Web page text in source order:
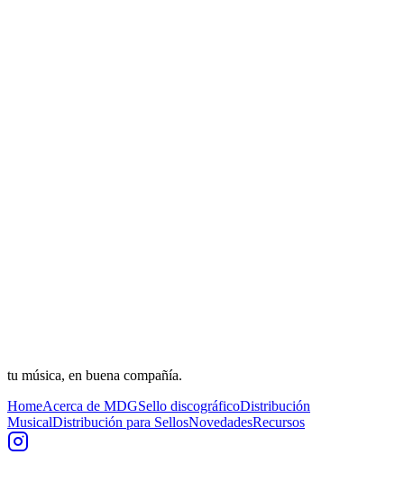
tu música, en buena compañía.
HomeAcerca de MDGSello discográficoDistribución
MusicalDistribución para SellosNovedadesRecursos